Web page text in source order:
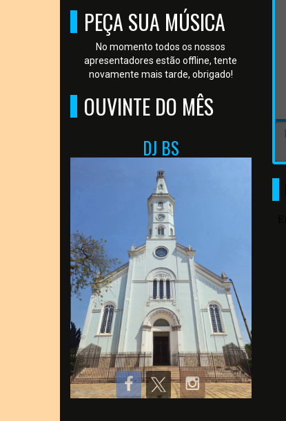
PEÇA SUA MÚSICA
No momento todos os nossos
apresentadores estão offline, tente
novamente mais tarde, obrigado!
OUVINTE DO MÊS
DJ BS